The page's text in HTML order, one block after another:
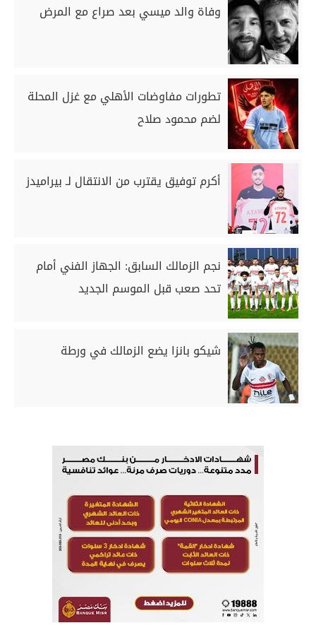
وفاة والد ميسي بعد صراع مع المرض
تطورات مفاوضات الأهلي مع غزل المحلة
لضم محمود صلاح
أكرم توفيق يقترب من الانتقال لـ بيراميدز
نجم الزمالك السابق: الجهاز الفني أمام
تحد صعب قبل الموسم الجديد
شيكو بانزا يضع الزمالك في ورطة